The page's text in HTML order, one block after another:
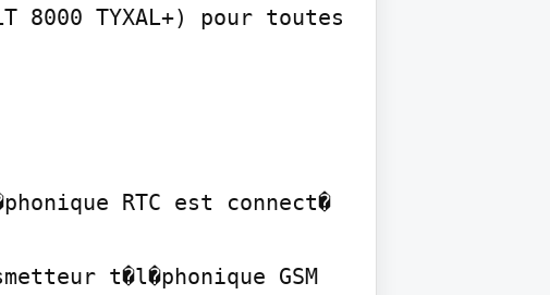
TYXAL+) pour toutes
RTC est connect�
t�l�phonique GSM